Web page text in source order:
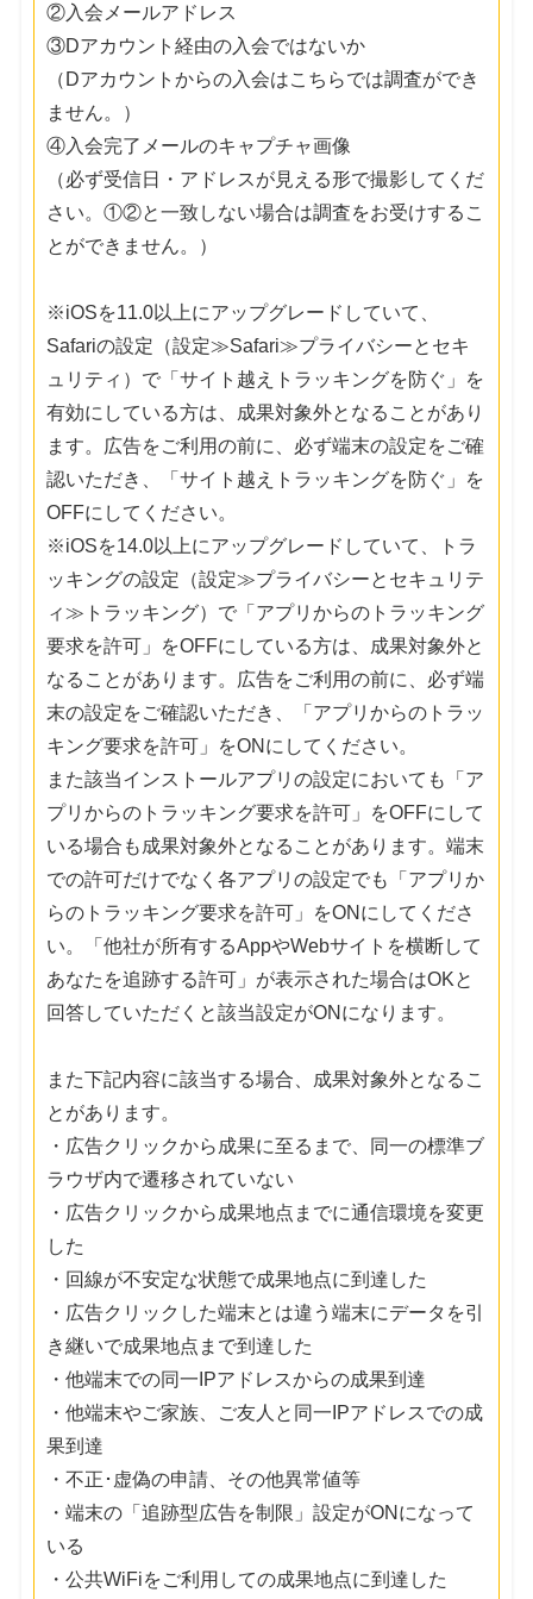
②入会メールアドレス
③Dアカウント経由の入会ではないか
（Dアカウントからの入会はこちらでは調査ができ
ません。）
④入会完了メールのキャプチャ画像
（必ず受信日・アドレスが見える形で撮影してくだ
さい。①②と一致しない場合は調査をお受けするこ
とができません。）
※iOSを11.0以上にアップグレードしていて、
Safariの設定（設定≫Safari≫プライバシーとセキ
ュリティ）で「サイト越えトラッキングを防ぐ」を
有効にしている方は、成果対象外となることがあり
ます。広告をご利用の前に、必ず端末の設定をご確
認いただき、「サイト越えトラッキングを防ぐ」を
OFFにしてください。
※iOSを14.0以上にアップグレードしていて、トラ
ッキングの設定（設定≫プライバシーとセキュリテ
ィ≫トラッキング）で「アプリからのトラッキング
要求を許可」をOFFにしている方は、成果対象外と
なることがあります。広告をご利用の前に、必ず端
末の設定をご確認いただき、「アプリからのトラッ
キング要求を許可」をONにしてください。
また該当インストールアプリの設定においても「ア
プリからのトラッキング要求を許可」をOFFにして
いる場合も成果対象外となることがあります。端末
での許可だけでなく各アプリの設定でも「アプリか
らのトラッキング要求を許可」をONにしてくださ
い。「他社が所有するAppやWebサイトを横断して
あなたを追跡する許可」が表示された場合はOKと
回答していただくと該当設定がONになります。
また下記内容に該当する場合、成果対象外となるこ
とがあります。
・広告クリックから成果に至るまで、同一の標準ブ
ラウザ内で遷移されていない
・広告クリックから成果地点までに通信環境を変更
した
・回線が不安定な状態で成果地点に到達した
・広告クリックした端末とは違う端末にデータを引
き継いで成果地点まで到達した
・他端末での同一IPアドレスからの成果到達
・他端末やご家族、ご友人と同一IPアドレスでの成
果到達
・不正･虚偽の申請、その他異常値等
・端末の「追跡型広告を制限」設定がONになって
いる
・公共WiFiをご利用しての成果地点に到達した